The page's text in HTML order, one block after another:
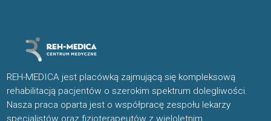
REH-MEDICA jest placówką zajmującą się kompleksową
rehabilitacją pacjentów o szerokim spektrum dolegliwości.
Nasza praca oparta jest o współpracę zespołu lekarzy